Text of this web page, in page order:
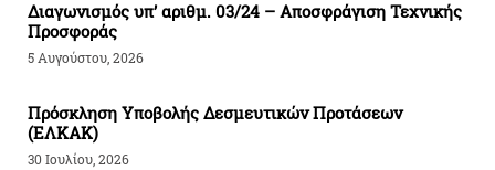
Διαγωνισμός υπ’ αριθμ. 03/24 – Αποσφράγιση Τεχνικής
Προσφοράς
5 Αυγούστου, 2026
Πρόσκληση Υποβολής Δεσμευτικών Προτάσεων
(ΕΛΚΑΚ)
30 Ιουλίου, 2026